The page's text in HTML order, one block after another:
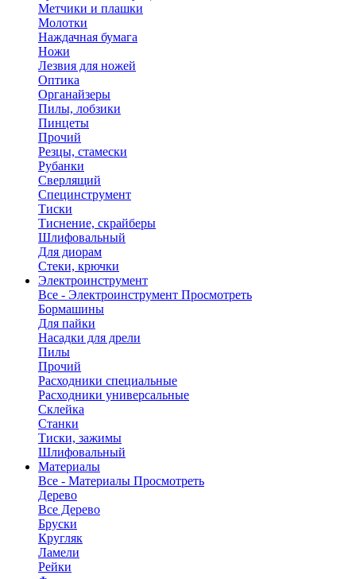
Метчики и плашки
Молотки
Наждачная бумага
Ножи
Лезвия для ножей
Оптика
Органайзеры
Пилы, лобзики
Пинцеты
Прочий
Резцы, стамески
Рубанки
Сверлящий
Специнструмент
Тиски
Тиснение, скрайберы
Шлифовальный
Для диорам
Стеки, крючки
Электроинструмент
Все - Электроинструмент Просмотреть
Бормашины
Для пайки
Насадки для дрели
Пилы
Прочий
Расходники специальные
Расходники универсальные
Склейка
Станки
Тиски, зажимы
Шлифовальный
Материалы
Все - Материалы Просмотреть
Дерево
Все Дерево
Бруски
Кругляк
Ламели
Рейки